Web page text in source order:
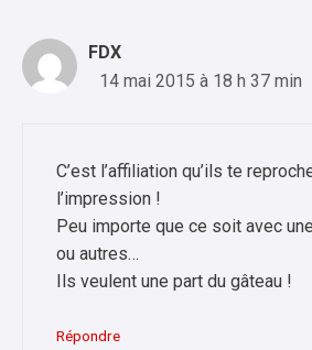
FDX
14 mai 2015 à 18 h 37 min
C’est l’affiliation qu’ils te
l’impression !
Peu importe que ce soit avec
ou autres…
Ils veulent une part du gâteau !
Répondre